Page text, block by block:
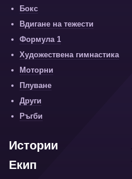
Бокс
Вдигане на тежести
Формула 1
Художествена гимнастика
Моторни
Плуване
Други
Ръгби
Истории
Екип